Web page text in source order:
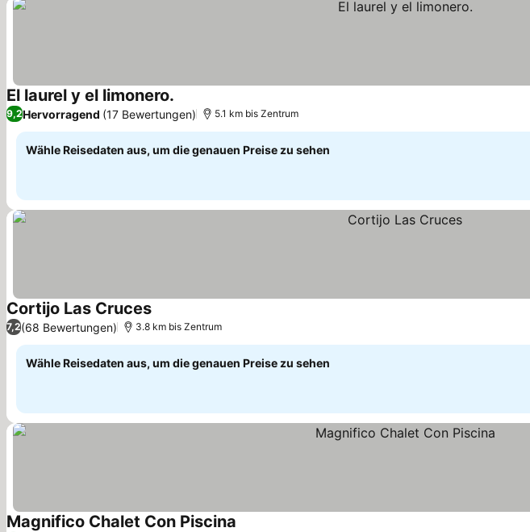
El laurel y el limonero. Preise sehen
9,2Hervorragend (17 Bewertungen) 5.1 km bis Zentrum
Wähle Reisedaten aus, um die genauen Preise zu sehen
Cortijo Las CrucesPreise sehen
7,2(68 Bewertungen) 3.8 km bis Zentrum
Wähle Reisedaten aus, um die genauen Preise zu sehen
Magnifico Chalet Con Piscina